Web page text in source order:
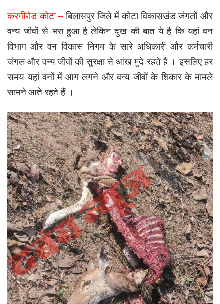
करगीरोड कोटा –बिलासपुर जिले में कोटा विकासखंड जंगलों और
वन्य जीवों से भरा हुआ है लेकिन दुख की बात ये है कि यहां वन
विभाग और वन विकास निगम के सारे अधिकारी और कर्मचारी
जंगल और वन्य जीवों की सुरक्षा से आंख मुंदे रहते हैं । इसलिए हर
समय यहां वनों में आग लगने और वन्य जीवों के शिकार के मामले
सामने आते रहते हैं ।